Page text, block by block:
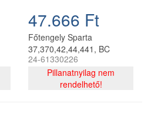
47.666 Ft
Főtengely Sparta
37,370,42,44,441, BC
380,420 - 61200001
24-61330226
Pillanatnyilag nem
rendelhető!